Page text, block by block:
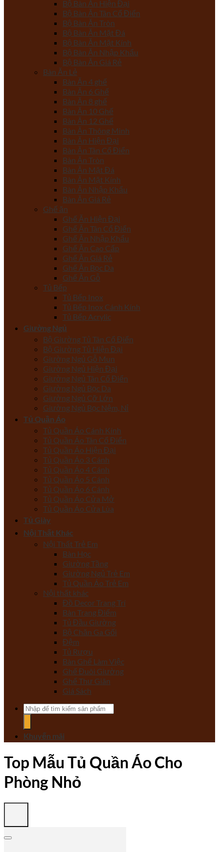
Bộ Bàn Ăn Hiện Đại
Bộ Bàn Ăn Tân Cổ Điển
Bộ Bàn Ăn Tròn
Bộ Bàn Ăn Mặt Đá
Bộ Bàn Ăn Mặt Kính
Bộ Bàn Ăn Nhập Khẩu
Bộ Bàn Ăn Giá Rẻ
Bàn Ăn Lẻ
Bàn Ăn 4 ghế
Bàn Ăn 6 Ghế
Bàn Ăn 8 ghế
Bàn Ăn 10 Ghế
Bàn Ăn 12 Ghế
Bàn Ăn Thông Minh
Bàn Ăn Hiện Đại
Bàn Ăn Tân Cổ Điển
Bàn Ăn Tròn
Bàn Ăn Mặt Đá
Bàn Ăn Mặt Kính
Bàn Ăn Nhập Khẩu
Bàn Ăn Giá Rẻ
Ghế ăn
Ghế Ăn Hiện Đại
Ghế Ăn Tân Cổ Điển
Ghế Ăn Nhập Khẩu
Ghế Ăn Cao Cấp
Ghế Ăn Giá Rẻ
Ghế Ăn Bọc Da
Ghế Ăn Gỗ
Tủ Bếp
Tủ Bếp Inox
Tủ Bếp Inox Cánh Kính
Tủ Bếp Acrylic
Giường Ngủ
Bộ Giường Tủ Tân Cổ Điển
Bộ Giường Tủ Hiện Đại
Giường Ngủ Gỗ Mun
Giường Ngủ Hiện Đại
Giường Ngủ Tân Cổ Điển
Giường Ngủ Bọc Da
Giường Ngủ Cỡ Lớn
Giường Ngủ Bọc Nệm, Nỉ
Tủ Quần Áo
Tủ Quần Áo Cánh Kính
Tủ Quần Áo Tân Cổ Điển
Tủ Quần Áo Hiện Đại
Tủ Quần Áo 3 Cánh
Tủ Quần Áo 4 Cánh
Tủ Quần Áo 5 Cánh
Tủ Quần Áo 6 Cánh
Tủ Quần Áo Cửa Mở
Tủ Quần Áo Cửa Lùa
Tủ Giày
Nội Thất Khác
Nội Thất Trẻ Em
Bàn Học
Giường Tầng
Giường Ngủ Trẻ Em
Tủ Quần Áo Trẻ Em
Nội thất khác
Đồ Decor Trang Trí
Bàn Trang Điểm
Tủ Đầu Giường
Bộ Chăn Ga Gối
Đệm
Tủ Rượu
Bàn Ghế Làm Việc
Ghế Đuôi Giường
Ghế Thư Giãn
Giá Sách
Tìm
kiếm:
Khuyến mãi
Top Mẫu Tủ Quần Áo Cho
Phòng Nhỏ